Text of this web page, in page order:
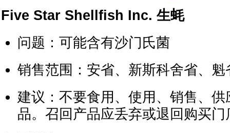
Five Star Shellfish Inc. 生蚝
问题：可能含有沙门氏菌
销售范围：安省、新斯科舍省、魁
建议：不要食用、使用、销售、
品。召回产品应丢弃或退回购买门